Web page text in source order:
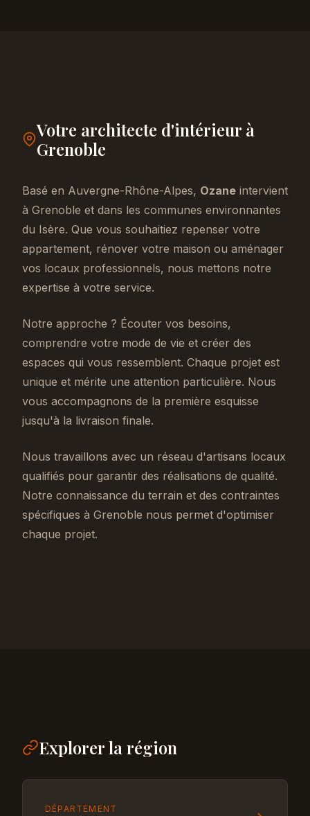
Votre architecte d'intérieur à
Grenoble
Basé en Auvergne-Rhône-Alpes, Ozane intervient
à Grenoble et dans les communes environnantes
du Isère. Que vous souhaitiez repenser votre
appartement, rénover votre maison ou aménager
vos locaux professionnels, nous mettons notre
expertise à votre service.
Notre approche ? Écouter vos besoins,
comprendre votre mode de vie et créer des
espaces qui vous ressemblent. Chaque projet est
unique et mérite une attention particulière. Nous
vous accompagnons de la première esquisse
jusqu'à la livraison finale.
Nous travaillons avec un réseau d'artisans locaux
qualifiés pour garantir des réalisations de qualité.
Notre connaissance du terrain et des contraintes
spécifiques à Grenoble nous permet d'optimiser
chaque projet.
Explorer la région
DÉPARTEMENT